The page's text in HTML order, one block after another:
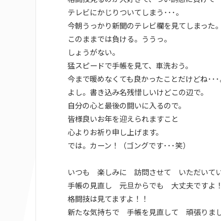
テレビにかじりついてしまう･･･。
今朝うっかり新聞のテレビ欄を見てしまった。
このままでは負ける。ううっ。
しょうがない。
猛スピードで手帳を見て、車洗おう。
今まで暖めなくても良かったことだけどね･･･
よし。書き込み名残惜しいけどこの辺で。
自分の心と最後の闘いに入るので。
皆様良いお年を迎えられますこと
心よりお祈り申し上げます。
では。カーン！（ゴングです･･･笑）
いつも 楽しみに 訪問させて いただいてい
手帳の見直し 元旦からでも 大丈夫ですよ
格闘技は見てますよ！！
新たな気持ちで 手帳を見直して 頑張りま